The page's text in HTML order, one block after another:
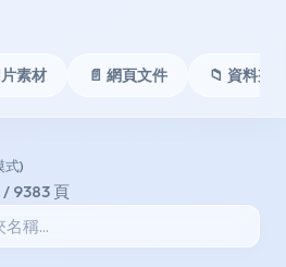
素材 📄 網頁文件 📁 資料夾 A
式)
/ 9383 頁